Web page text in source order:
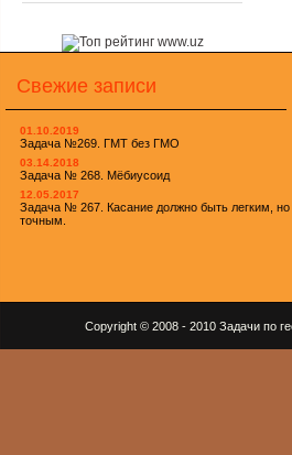
Свежие записи
01.10.2019
Задача №269. ГМТ без ГМО
03.14.2018
Задача № 268. Мёбиусоид
12.05.2017
Задача № 267. Касание должно быть легким, но
точным.
Copyright © 2008 - 2010 Задачи по